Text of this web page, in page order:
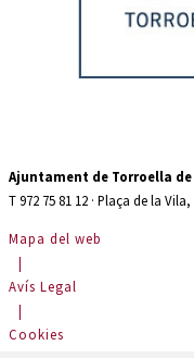
Mapa del web
Avís Legal
|
Cookies
|
Contactar